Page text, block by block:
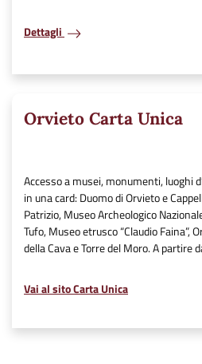
Dettagli
Orvieto Carta Unica
Accesso a musei, monumenti, luoghi
in una card: Duomo di Orvieto e
Patrizio, Museo Archeologico
Tufo, Museo etrusco “Claudio Faina”,
della Cava e Torre del Moro. A partire
Vai al sito Carta Unica